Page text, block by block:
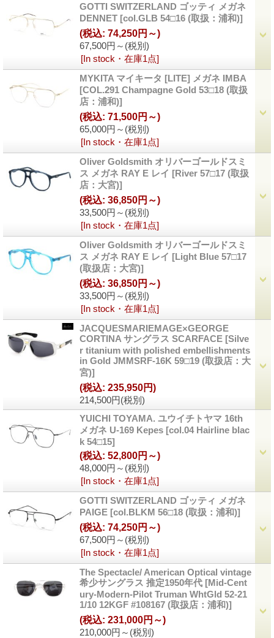
GOTTI SWITZERLAND ゴッティ メガネ
DENNET [col.GLB 54□16 (取扱：浦和)]
67,500円～ (税別)
(税込: 74,250円～)
[In stock・在庫1点]
MYKITA マイキータ [LITE] メガネ IMBA
[COL.291 Champagne Gold 53□18 (取扱
店：浦和)]
65,000円～ (税別)
(税込: 71,500円～)
[In stock・在庫1点]
Oliver Goldsmith オリバーゴールドスミ
ス メガネ RAY E レイ [River 57□17 (取扱
店：大宮)]
33,500円～ (税別)
(税込: 36,850円～)
[In stock・在庫1点]
Oliver Goldsmith オリバーゴールドスミ
ス メガネ RAY E レイ [Light Blue 57□17
(取扱店：大宮)]
33,500円～ (税別)
(税込: 36,850円～)
[In stock・在庫1点]
JACQUESMARIEMAGE×GEORGE
CORTINA サングラス SCARFACE [Silve
r titanium with polished embellishments
in Gold JMMSRF-16K 59□19 (取扱店：大
宮)]
214,500円(税別)
(税込: 235,950円)
YUICHI TOYAMA. ユウイチトヤマ 16th
メガネ U-169 Kepes [col.04 Hairline blac
k 54□15]
48,000円～ (税別)
(税込: 52,800円～)
[In stock・在庫1点]
GOTTI SWITZERLAND ゴッティ メガネ
PAIGE [col.BLKM 56□18 (取扱：浦和)]
67,500円～ (税別)
(税込: 74,250円～)
[In stock・在庫1点]
The Spectacle/ American Optical vintage
希少サングラス 推定1950年代 [Mid-Cent
ury-Modern-Pilot Truman WhtGld 52-21
1/10 12KGF #108167 (取扱店：浦和)]
210,000円～ (税別)
(税込: 231,000円～)